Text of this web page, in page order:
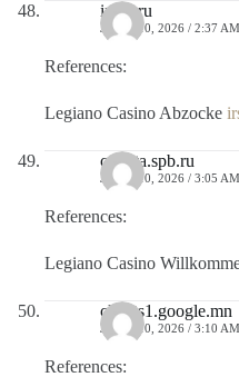
irsau.ru
JULIO 10, 2026 / 2:37 AM
References:
Legiano Casino Abzocke
comita.spb.ru
JULIO 10, 2026 / 3:05 AM
References:
Legiano Casino
clients1.google.mn
JULIO 10, 2026 / 3:10 AM
References: